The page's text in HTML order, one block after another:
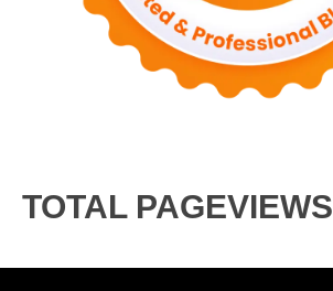
TOTAL PAGEVIEWS